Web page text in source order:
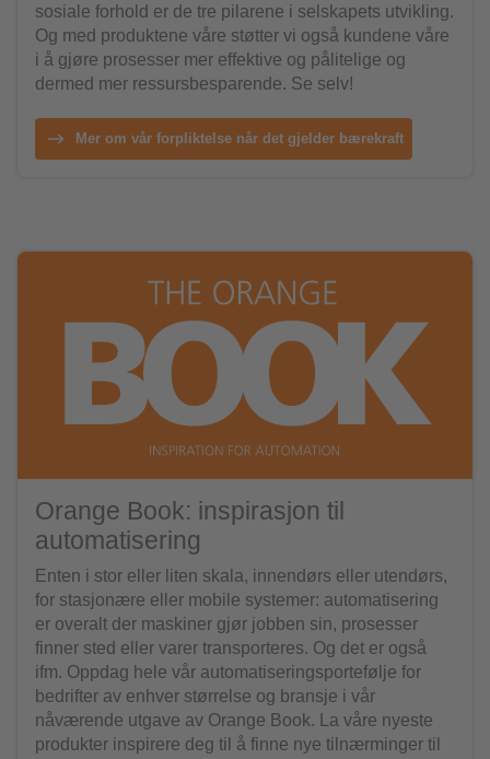
sosiale forhold er de tre pilarene i selskapets utvikling.
Og med produktene våre støtter vi også kundene våre
i å gjøre prosesser mer effektive og pålitelige og
dermed mer ressursbesparende. Se selv!
Mer om vår forpliktelse når det gjelder bærekraft
Orange Book: inspirasjon til
automatisering
Enten i stor eller liten skala, innendørs eller utendørs,
for stasjonære eller mobile systemer: automatisering
er overalt der maskiner gjør jobben sin, prosesser
finner sted eller varer transporteres. Og det er også
ifm. Oppdag hele vår automatiseringsportefølje for
bedrifter av enhver størrelse og bransje i vår
nåværende utgave av Orange Book. La våre nyeste
produkter inspirere deg til å finne nye tilnærminger til